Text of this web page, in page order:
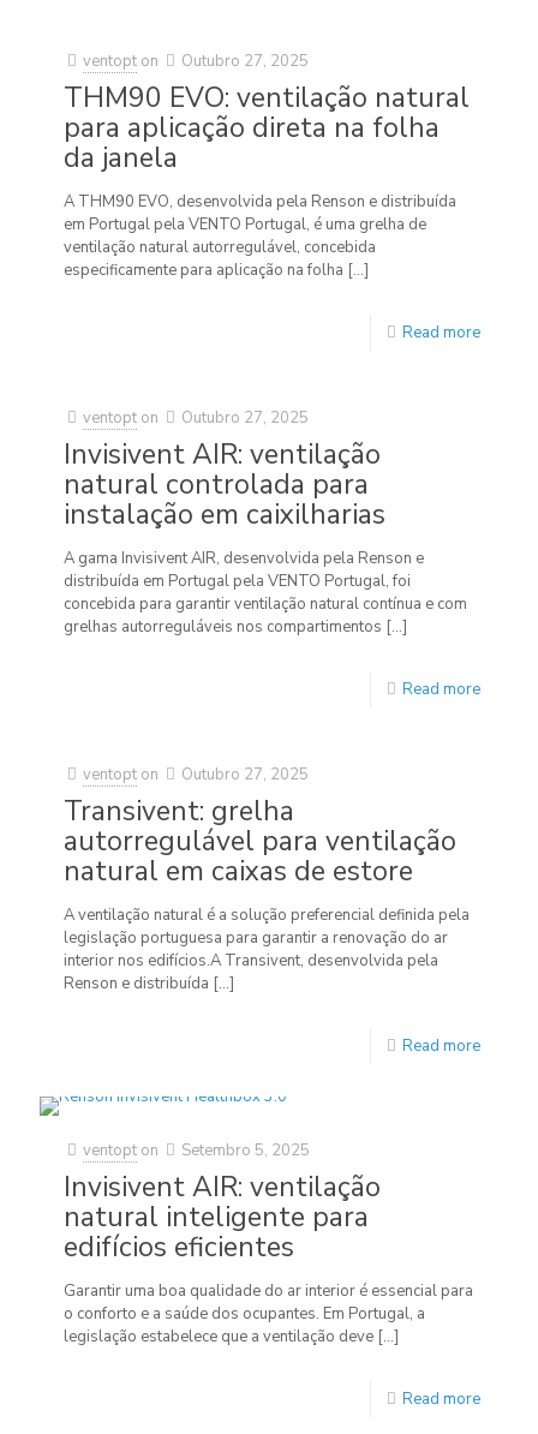
ventopt on Outubro 27, 2025
THM90 EVO: ventilação natural
para aplicação direta na folha
da janela
A THM90 EVO, desenvolvida pela Renson e distribuída
em Portugal pela VENTO Portugal, é uma grelha de
ventilação natural autorregulável, concebida
especificamente para aplicação na folha […]
Read more
ventopt on Outubro 27, 2025
Invisivent AIR: ventilação
natural controlada para
instalação em caixilharias
A gama Invisivent AIR, desenvolvida pela Renson e
distribuída em Portugal pela VENTO Portugal, foi
concebida para garantir ventilação natural contínua e com
grelhas autorreguláveis nos compartimentos […]
Read more
ventopt on Outubro 27, 2025
Transivent: grelha
autorregulável para ventilação
natural em caixas de estore
A ventilação natural é a solução preferencial definida pela
legislação portuguesa para garantir a renovação do ar
interior nos edifícios.A Transivent, desenvolvida pela
Renson e distribuída […]
Read more
ventopt on Setembro 5, 2025
Invisivent AIR: ventilação
natural inteligente para
edifícios eficientes
Garantir uma boa qualidade do ar interior é essencial para
o conforto e a saúde dos ocupantes. Em Portugal, a
legislação estabelece que a ventilação deve […]
Read more